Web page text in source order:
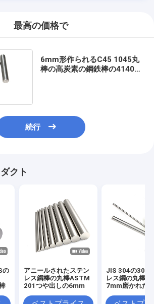
最高の価格で
6mm形作られるC45 1045丸
棒の高炭素の鋼鉄棒の4140
続行
クト
の
アニールされたステン
レス鋼棒の丸棒ASTM
201つや出しの6mm
JIS 304の304L
レス鋼の丸棒
7mm磨かれた